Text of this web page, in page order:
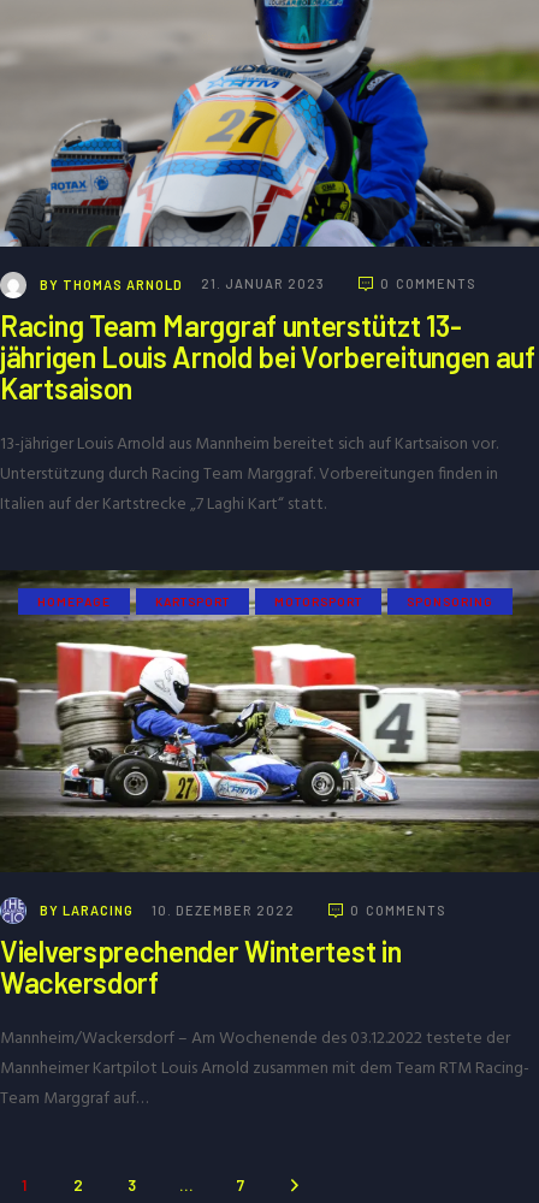
BY THOMAS ARNOLD 21. JANUAR 2023 0 COMMENTS
Racing Team Marggraf unterstützt 13-
jährigen Louis Arnold bei Vorbereitungen auf
Kartsaison
13-jähriger Louis Arnold aus Mannheim bereitet sich auf Kartsaison vor.
Unterstützung durch Racing Team Marggraf. Vorbereitungen finden in
Italien auf der Kartstrecke „7 Laghi Kart“ statt.
HOMEPAGE KARTSPORT MOTORSPORT SPONSORING
BY LARACING 10. DEZEMBER 2022 0 COMMENTS
Vielversprechender Wintertest in
Wackersdorf
Mannheim/Wackersdorf – Am Wochenende des 03.12.2022 testete der
Mannheimer Kartpilot Louis Arnold zusammen mit dem Team RTM Racing-
Team Marggraf auf…
1 2 3 … 7